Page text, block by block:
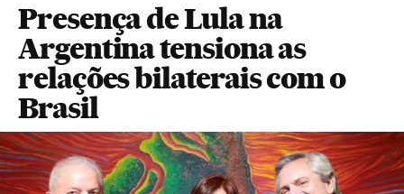
Presença de Lula na
Argentina tensiona as
relações bilaterais com o
Brasil